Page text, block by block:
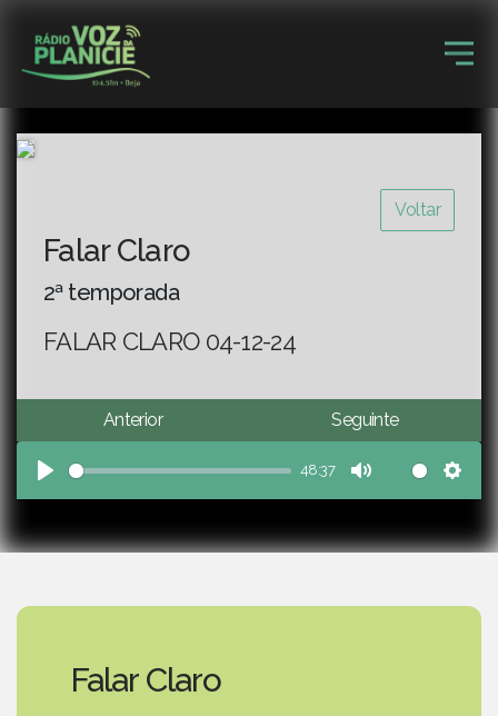
Voltar
Falar Claro
2ª temporada
FALAR CLARO 04-12-24
Anterior Seguinte
Play
48:37
Mute
Falar Claro